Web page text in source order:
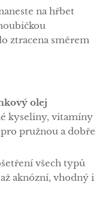
na hřbet
ztracena směrem
olej
kyseliny, vitamíny
pružnou a dobře
všech typů
aknózní, vhodný i